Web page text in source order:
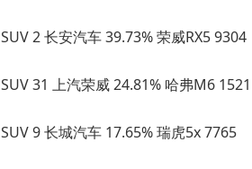
SUV 2 长安汽车 39.73% 荣威RX5 9304
SUV 31 上汽荣威 24.81% 哈弗M6
SUV 9 长城汽车 17.65% 瑞虎5x 7765